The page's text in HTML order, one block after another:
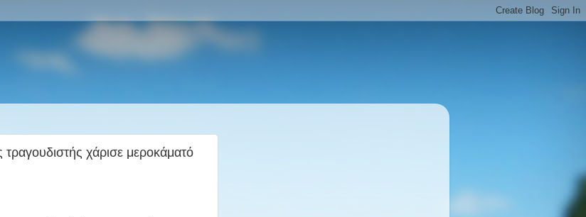
χάρισε μεροκάματό